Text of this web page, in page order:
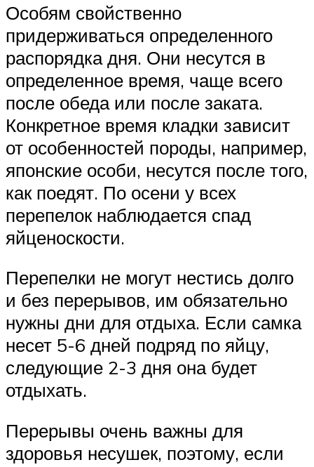
Особям свойственно
придерживаться определенного
распорядка дня. Они несутся в
определенное время, чаще всего
после обеда или после заката.
Конкретное время кладки зависит
от особенностей породы, например,
японские особи, несутся после того,
как поедят. По осени у всех
перепелок наблюдается спад
яйценоскости.
Перепелки не могут нестись долго
и без перерывов, им обязательно
нужны дни для отдыха. Если самка
несет 5-6 дней подряд по яйцу,
следующие 2-3 дня она будет
отдыхать.
Перерывы очень важны для
здоровья несушек, поэтому, если